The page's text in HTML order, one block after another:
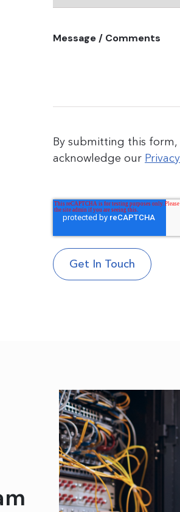
Message / Comments
By submitting this
acknowledge our